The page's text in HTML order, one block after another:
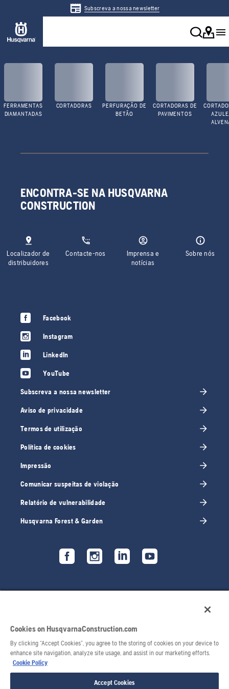
Subscreva a nossa newsletter
FERRAMENTAS
DIAMANTADAS
CORTADORAS
PERFURAÇÃO DE
BETÃO
CORTADORAS DE
PAVIMENTOS
ENCONTRA-SE NA HUSQVARNA
CONSTRUCTION
Localizador de
distribuidores
Contacte-nos
Imprensa e
notícias
Sobre nós
Facebook
Instagram
LinkedIn
YouTube
Subscreva a nossa newsletter
Aviso de privacidade
Termos de utilização
Política de cookies
Impressão
Comunicar suspeitas de violação
Relatório de vulnerabilidade
Husqvarna Forest & Garden
© 2026 Husqvarna AB. Todos os direitos reservados.
Cookies on HusqvarnaConstruction.com
By clicking “Accept Cookies”, you agree to the storing of cookies on your device to
enhance site navigation, analyze site usage, and assist in our marketing efforts.
Cookie Policy
Accept Cookies